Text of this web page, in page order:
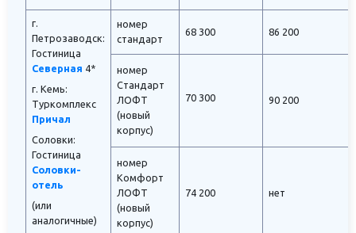
г.
Петрозаводск:
Гостиница
Северная 4*
г. Кемь:
Туркомплекс
Причал
Соловки:
Гостиница
Соловки-
отель
(или
аналогичные)
номер
стандарт
68 300 86 200
номер
Стандарт
ЛОФТ
(новый
корпус)
70 300 90 200
номер
Комфорт
ЛОФТ
(новый
корпус)
74 200 нет